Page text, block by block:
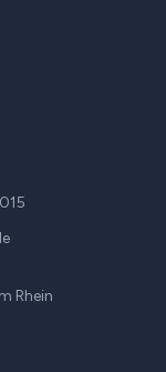
Rhein